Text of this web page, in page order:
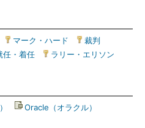
マーク・ハード 裁判
任・着任 ラリー・エリソン
Oracle（オラクル）